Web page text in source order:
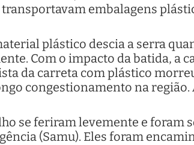
embalagens
plástico descia a serra
Com o impacto da batida, a
da carreta com plástico
congestionamento na
se feriram levemente e foram
(Samu). Eles foram